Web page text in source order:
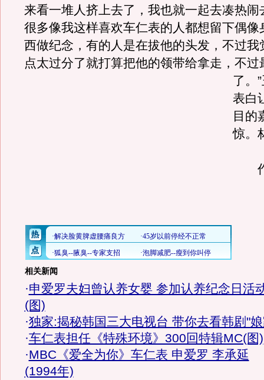
来看一堆人挤上去了，我也就一起去凑热闹
很多像我这样喜欢车仁表的人都想留下偶像
西做纪念，有的人是在拔他的头发，不过我
点太过分了就打算把他的领带给拿走，不过
了。
表白
目的
惊。
作
相关新闻
·申爱罗夫妇曾认养女婴 参加认养纪念日活
(图)
·独家:揭秘韩国三大电视台 带你去看韩剧"
·车仁表担任《特殊环境》300回特辑MC(图)
·MBC《爱全为你》车仁表 申爱罗 李承延
(1994年)